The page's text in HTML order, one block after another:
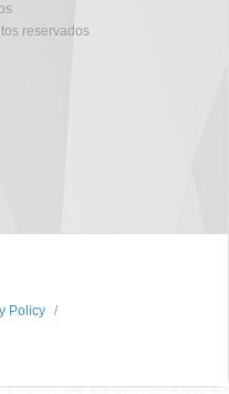
reservados
Policy